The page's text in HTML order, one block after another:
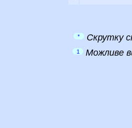
* Скрутку
1 Можливе